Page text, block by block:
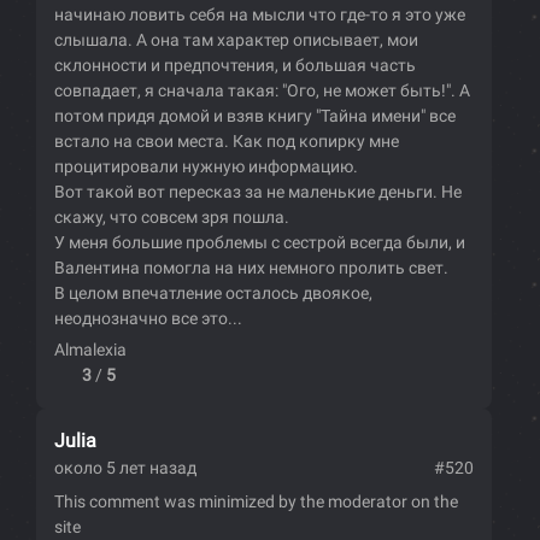
начинаю ловить себя на мысли что где-то я это уже
слышала. А она там характер описывает, мои
склонности и предпочтения, и большая часть
совпадает, я сначала такая: "Ого, не может быть!". А
потом придя домой и взяв книгу "Тайна имени" все
встало на свои места. Как под копирку мне
процитировали нужную информацию.
Вот такой вот пересказ за не маленькие деньги. Не
скажу, что совсем зря пошла.
У меня большие проблемы с сестрой всегда были, и
Валентина помогла на них немного пролить свет.
В целом впечатление осталось двоякое,
неоднозначно все это...
Almalexia
3 / 5
Julia
около 5 лет назад
#520
This comment was minimized by the moderator on the
site